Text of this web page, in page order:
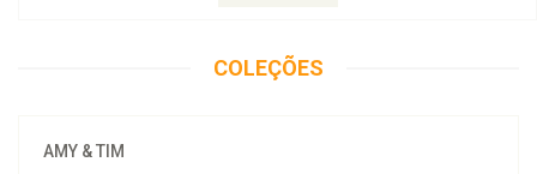
COLEÇÕES
AMY & TIM